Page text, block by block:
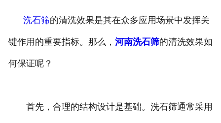
洗石筛的清洗效果是其在众多应用场景中发挥关
键作用的重要指标。那么， 河南洗石筛的清洗效果如
何保证呢？
首先，合理的结构设计是基础。洗石筛通常采用